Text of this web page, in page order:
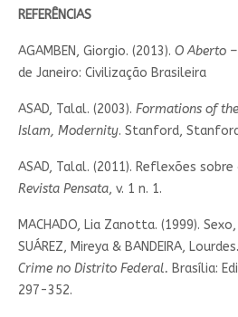
REFERÊNCIAS
AGAMBEN, Giorgio. (2013). O Aberto
de Janeiro: Civilização Brasileira
ASAD, Talal. (2003). Formations of
Islam, Modernity. Stanford,
ASAD, Talal. (2011). Reflexões
Revista Pensata, v. 1 n. 1.
MACHADO, Lia Zanotta. (1999).
SUÁREZ, Mireya & BANDEIRA, Lourdes.
Crime no Distrito Federal. Brasília:
297-352.